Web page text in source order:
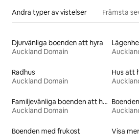
Andra typer av vistelser Främsta
Djurvänliga boenden att hyra
Auckland Domain
Radhus
Auckland Domain
Hus att
Familjevänliga boenden att hyra
Auckland Domain
Boenden med frukost
Visa mer